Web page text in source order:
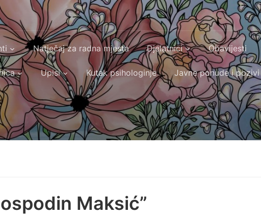
Natječaj za radna mjesta Djelatnici Obavijesti
Upisi Kutak psihologinje Javne ponude i pozivi
Maksić”